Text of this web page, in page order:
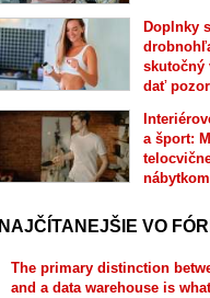
Doplnky
skutočný
dať
a šport:
nábytkom
NAJČÍTANEJŠIE VO
The primary distinction
and a data warehouse is